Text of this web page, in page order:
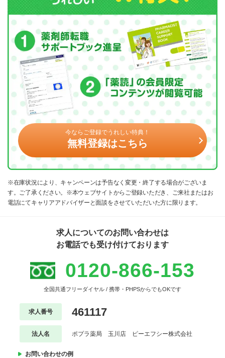
今ならご登録でうれしい特典！
無料登録はこちら
※在庫状況により、キャンペーンは予告なく変更・終了する場合がございま
す。ご了承ください。※本ウェブサイトからご登録いただき、ご来社またはお
電話にてキャリアアドバイザーと面談をさせていただいた方に限ります。
求人についてのお問い合わせは
お電話でも受け付けております
0120-866-153
全国共通フリーダイヤル / 携帯・PHPSからでもOKです
求人番号 461117
法人名 ポプラ薬局 玉川店 ピーエフシー株式会社
お問い合わせの例